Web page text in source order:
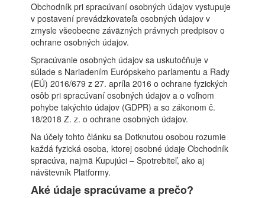
Obchodník pri spracúvaní osobných údajov vystupuje
v postavení prevádzkovateľa osobných údajov v
zmysle všeobecne záväzných právnych predpisov o
ochrane osobných údajov.
Spracúvanie osobných údajov sa uskutočňuje v
súlade s Nariadením Európskeho parlamentu a Rady
(EÚ) 2016/679 z 27. apríla 2016 o ochrane fyzických
osôb pri spracúvaní osobných údajov a o voľnom
pohybe takýchto údajov (GDPR) a so zákonom č.
18/2018 Z. z. o ochrane osobných údajov.
Na účely tohto článku sa Dotknutou osobou rozumie
každá fyzická osoba, ktorej osobné údaje Obchodník
spracúva, najmä Kupujúci – Spotrebiteľ, ako aj
návštevník Platformy.
Aké údaje spracúvame a prečo?